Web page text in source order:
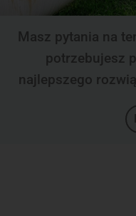
Masz pytania na
potrzebujesz
najlepszego